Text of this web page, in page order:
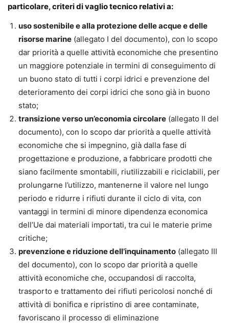
particolare, criteri di vaglio tecnico relativi a:
uso sostenibile e alla protezione delle acque e delle
risorse marine (allegato I del documento), con lo scopo
dar priorità a quelle attività economiche che presentino
un maggiore potenziale in termini di conseguimento di
un buono stato di tutti i corpi idrici e prevenzione del
deterioramento dei corpi idrici che sono già in buono
stato;
transizione verso un’economia circolare (allegato II del
documento), con lo scopo dar priorità a quelle attività
economiche che si impegnino, già dalla fase di
progettazione e produzione, a fabbricare prodotti che
siano facilmente smontabili, riutilizzabili e riciclabili, per
prolungarne l’utilizzo, mantenerne il valore nel lungo
periodo e ridurre i rifiuti durante il ciclo di vita, con
vantaggi in termini di minore dipendenza economica
dell’Ue dai materiali importati, tra cui le materie prime
critiche;
prevenzione e riduzione dell’inquinamento (allegato III
del documento), con lo scopo dar priorità a quelle
attività economiche che, occupandosi di raccolta,
trasporto e trattamento dei rifiuti pericolosi nonché di
attività di bonifica e ripristino di aree contaminate,
favoriscano il processo di eliminazione